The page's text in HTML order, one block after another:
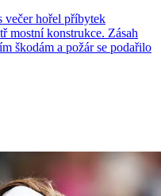
večer hořel příbytek
mostní konstrukce. Zásah
škodám a požár se podařilo